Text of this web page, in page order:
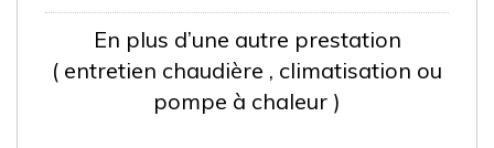
En plus d’une autre prestation
( entretien chaudière , climatisation ou
pompe à chaleur )